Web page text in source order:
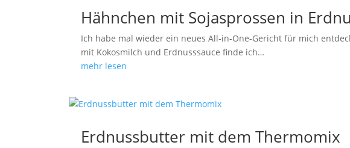
Hähnchen mit Sojasprossen in
Ich habe mal wieder ein neues All-in-One-Gericht für mich
mit Kokosmilch und Erdnusssauce finde ich…
mehr lesen
Erdnussbutter mit dem Thermomix